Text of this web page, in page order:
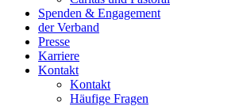
Spenden & Engagement
der Verband
Presse
Karriere
Kontakt
Kontakt
Häufige Fragen